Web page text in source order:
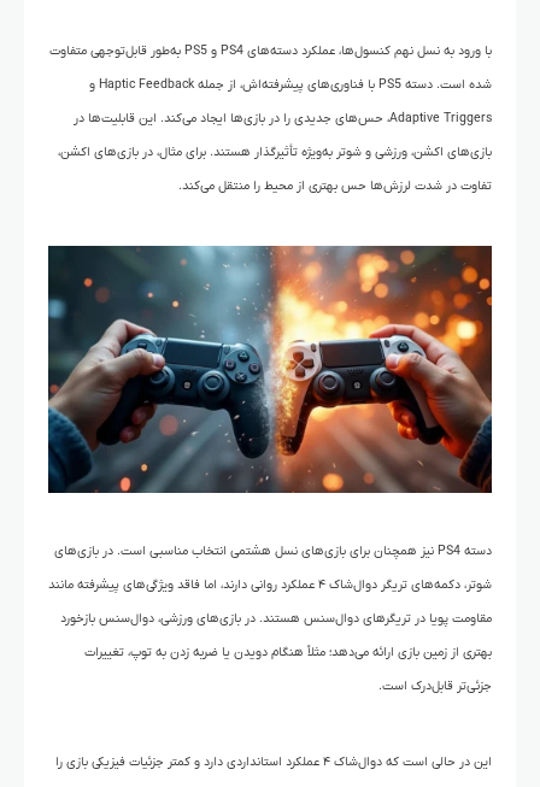
با ورود به نسل نهم کنسول‌ها، عملکرد دسته‌های PS4 و PS5 به‌طور قابل‌توجهی متفاوت
شده است. دسته PS5 با فناوری‌های پیشرفته‌اش، از جمله Haptic Feedback و
Adaptive Triggers، حس‌های جدیدی را در بازی‌ها ایجاد می‌کند. این قابلیت‌ها در
بازی‌های اکشن، ورزشی و شوتر به‌ویژه تأثیرگذار هستند. برای مثال، در بازی‌های اکشن،
تفاوت در شدت لرزش‌ها حس بهتری از محیط را منتقل می‌کند.
دسته PS4 نیز همچنان برای بازی‌های نسل هشتمی انتخاب مناسبی است. در بازی‌های
شوتر، دکمه‌های تریگر دوال‌شاک ۴ عملکرد روانی دارند، اما فاقد ویژگی‌های پیشرفته مانند
مقاومت پویا در تریگرهای دوال‌سنس هستند. در بازی‌های ورزشی، دوال‌سنس بازخورد
بهتری از زمین بازی ارائه می‌دهد؛ مثلاً هنگام دویدن یا ضربه زدن به توپ، تغییرات
جزئی‌تر قابل‌درک است.
این در حالی است که دوال‌شاک ۴ عملکرد استانداردی دارد و کمتر جزئیات فیزیکی بازی را